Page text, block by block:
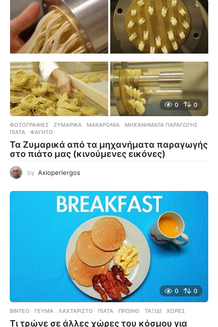
0 0
ΦΩΤΟΓΡΑΦΊΕΣ ΖΥΜΑΡΙΚΆ ,ΜΑΚΑΡΌΝΙΑ ,ΜΗΧΑΝΉΜΑΤΑ ΠΑΡΑΓΩΓΉΣ
ΠΙΆΤΑ
,ΦΑΓΗΤΌ
Τα Ζυμαρικά από τα μηχανήματα παραγωγής
στο πιάτο μας (κινούμενες εικόνες)
by Axioperiergos
0 0
ΒΊΝΤΕΟ ΓΕΎΜΑ ,ΛΑΧΤΑΡΙΣΤΌ ,ΠΙΆΤΑ ,ΠΡΩΙΝΌ ,ΤΑΞΊΔΙ ,ΧΏΡΕΣ
Τι τρώνε σε άλλες χώρες του κόσμου για